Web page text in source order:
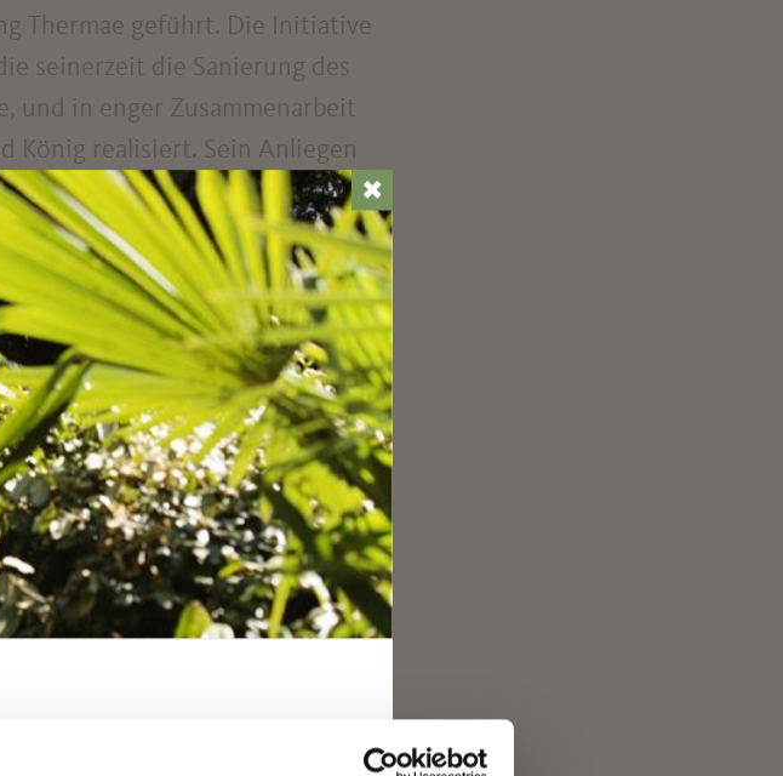
Thermae geführt. Die Initiative
seinerzeit die Sanierung des
und in enger Zusammenarbeit
König realisiert. Sein Anliegen
anzustoßen, indem einem
als reiner Durchgangsort
eine neue Bedeutung
Bereich am und im
von 60.000 m² umfasst.
(Laurea am Instituto
Künstler, Designer, Musiker,
der Akademie
Istituto Europeo di Design
✖